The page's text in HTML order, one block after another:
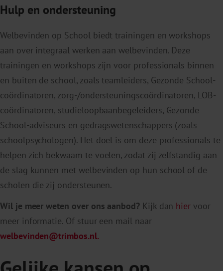
Hulp en ondersteuning
Welbevinden op School biedt trainingen en workshops
aan over integraal werken aan welbevinden.Deze
trainingen en workshops zijn voor professionals binnen
en buiten de school, zoals teamleiders, Gezonde School-
coördinatoren, zorg-/ondersteuningscoördinatoren, LOB-
coördinatoren, studieloopbaanbegeleiders, Gezonde
School-adviseurs en gedragswetenschappers (zoals
schoolpsychologen). Het doel is om deze professionals te
helpen zich bekwaam te voelen, zodat zij zelfstandig aan
de slag kunnen met welbevinden op hun school of de
scholen die zij ondersteunen.
Wil je meer weten over ons aanbod?Kijk dan hier voor
meer informatie. Of stuur een mail naar
welbevinden@trimbos.nl.